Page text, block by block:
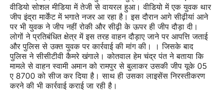
वीडियो सोशल मीडिया में तेजी से वायरल हुआ। वीडियो में एक युवक थार
जीप इंद्रा मार्केंट में भगाते नजर आ र​हा है। इस दौरान आगे सीढ़ीयां आने
पर भी युवक ने जीप नहीं रोकी और सीढ़ी के ऊपर ही जीप दौड़ा दी।
लोगों ने प्रतिबं​धित क्षेत्र में इस तरह वाहन दौड़ाए जाने पर आप​त्ति जताई
और पुलिस से उक्त युवक पर कार्रवाई की मांग की। । जिसके बाद
पुलिस ने सीसीटीवी कैमरे खंगाले। कोतवाल हेम चंद्र पंत ने बताया कि
मामले से वाहन स्वामी अमान को रामपुर से बुलाकर उसकी जीप यूके 05
ए 8700 को सीज कर दिया है। साथ ही उसका लाइसेंस निरस्तीकरण
करने की भी कार्रवाई कराई जा रही है।